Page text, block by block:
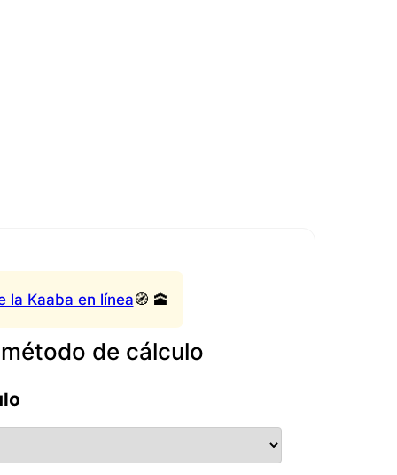
la Kaaba en línea🧭 🕋
de cálculo